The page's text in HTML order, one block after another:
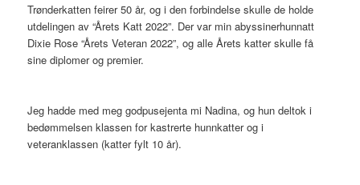
Trønderkatten feirer 50 år, og i den forbindelse skulle de holde
utdelingen av “Årets Katt 2022”. Der var min abyssinerhunnatt
Dixie Rose “Årets Veteran 2022”, og alle Årets katter skulle få
sine diplomer og premier.
Jeg hadde med meg godpusejenta mi Nadina, og hun deltok i
bedømmelsen klassen for kastrerte hunnkatter og i
veteranklassen (katter fylt 10 år).